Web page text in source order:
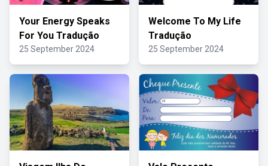
Your Energy Speaks
For You Tradução
25 September 2024
Welcome To My Life
Tradução
25 September 2024